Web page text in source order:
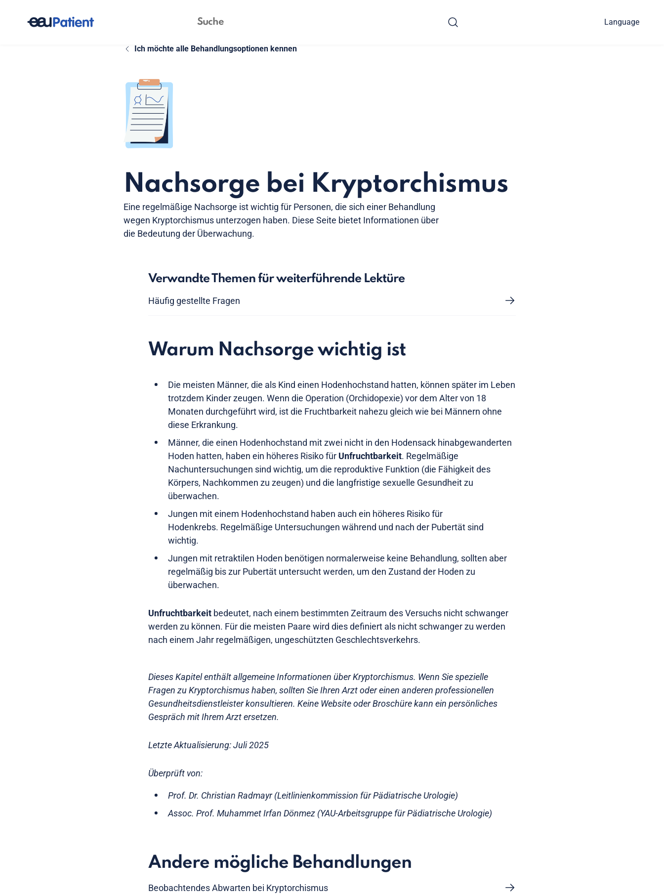
Language
Ich möchte alle Behandlungsoptionen kennen
Nachsorge bei Kryptorchismus
Eine regelmäßige Nachsorge ist wichtig für Personen, die sich einer Behandlung
wegen Kryptorchismus unterzogen haben. Diese Seite bietet Informationen über
die Bedeutung der Überwachung.
Verwandte Themen für weiterführende Lektüre
Häufig gestellte Fragen
Warum Nachsorge wichtig ist
Die meisten Männer, die als Kind einen Hodenhochstand hatten, können später im Leben
trotzdem Kinder zeugen. Wenn die Operation (Orchidopexie) vor dem Alter von 18
Monaten durchgeführt wird, ist die Fruchtbarkeit nahezu gleich wie bei Männern ohne
diese Erkrankung.
Männer, die einen Hodenhochstand mit zwei nicht in den Hodensack hinabgewanderten
Hoden hatten, haben ein höheres Risiko für Unfruchtbarkeit. Regelmäßige
Nachuntersuchungen sind wichtig, um die reproduktive Funktion (die Fähigkeit des
Körpers, Nachkommen zu zeugen) und die langfristige sexuelle Gesundheit zu
überwachen.
Jungen mit einem Hodenhochstand haben auch ein höheres Risiko für
Hodenkrebs. Regelmäßige Untersuchungen während und nach der Pubertät sind
wichtig.
Jungen mit retraktilen Hoden benötigen normalerweise keine Behandlung, sollten aber
regelmäßig bis zur Pubertät untersucht werden, um den Zustand der Hoden zu
überwachen.
Unfruchtbarkeit bedeutet, nach einem bestimmten Zeitraum des Versuchs nicht schwanger
werden zu können. Für die meisten Paare wird dies definiert als nicht schwanger zu werden
nach einem Jahr regelmäßigen, ungeschützten Geschlechtsverkehrs.
Dieses Kapitel enthält allgemeine Informationen über Kryptorchismus. Wenn Sie spezielle
Fragen zu Kryptorchismus haben, sollten Sie Ihren Arzt oder einen anderen professionellen
Gesundheitsdienstleister konsultieren. Keine Website oder Broschüre kann ein persönliches
Gespräch mit Ihrem Arzt ersetzen.
Letzte Aktualisierung: Juli 2025
Überprüft von:
Prof. Dr. Christian Radmayr (Leitlinienkommission für Pädiatrische Urologie)
Assoc. Prof. Muhammet Irfan Dönmez (YAU-Arbeitsgruppe für Pädiatrische Urologie)
Andere mögliche Behandlungen
Beobachtendes Abwarten bei Kryptorchismus